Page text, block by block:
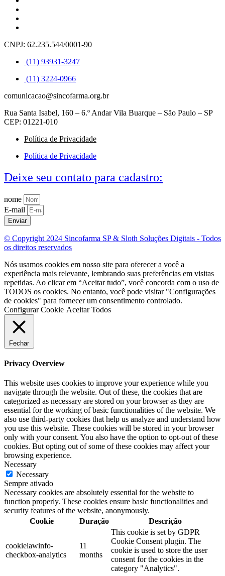
CNPJ: 62.235.544/0001-90
(11) 93931-3247
(11) 3224-0966
comunicacao@sincofarma.org.br
Rua Santa Isabel, 160 – 6.º Andar Vila Buarque – São Paulo – SP
CEP: 01221-010
Política de Privacidade
Política de Privacidade
Deixe seu contato para cadastro:
nome
E-mail
Enviar
© Copyright 2024 Sincofarma SP & Sloth Soluções Digitais - Todos
os direitos reservados
Nós usamos cookies em nosso site para oferecer a você a
experiência mais relevante, lembrando suas preferências em visitas
repetidas. Ao clicar em “Aceitar tudo”, você concorda com o uso de
TODOS os cookies. No entanto, você pode visitar "Configurações
de cookies" para fornecer um consentimento controlado.
Configurar Cookie Aceitar Todos
Fechar
Privacy Overview
This website uses cookies to improve your experience while you
navigate through the website. Out of these, the cookies that are
categorized as necessary are stored on your browser as they are
essential for the working of basic functionalities of the website. We
also use third-party cookies that help us analyze and understand how
you use this website. These cookies will be stored in your browser
only with your consent. You also have the option to opt-out of these
cookies. But opting out of some of these cookies may affect your
browsing experience.
Necessary
Necessary
Sempre ativado
Necessary cookies are absolutely essential for the website to
function properly. These cookies ensure basic functionalities and
security features of the website, anonymously.
Cookie
Duração Descrição
cookielawinfo-
checkbox-analytics
11
months
This cookie is set by GDPR
Cookie Consent plugin. The
cookie is used to store the user
consent for the cookies in the
category "Analytics".